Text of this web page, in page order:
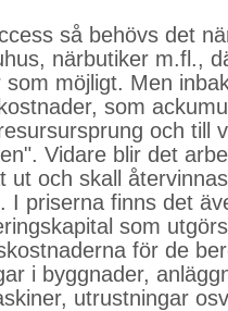
så behövs det
närbutiker m.fl.,
som möjligt. Men
som
och till
Vidare blir det
ut och skall
I priserna finns det
som
för de
i byggnader,
utrustningar